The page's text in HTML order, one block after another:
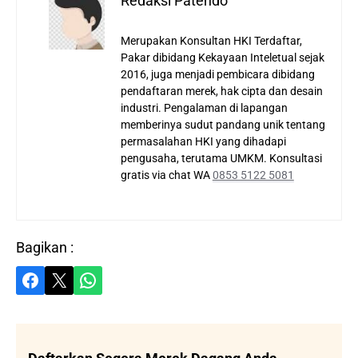
Merupakan Konsultan HKI Terdaftar,
Pakar dibidang Kekayaan Inteletual sejak
2016, juga menjadi pembicara dibidang
pendaftaran merek, hak cipta dan desain
industri. Pengalaman di lapangan
memberinya sudut pandang unik tentang
permasalahan HKI yang dihadapi
pengusaha, terutama UMKM. Konsultasi
gratis via chat WA0853 5122 5081
Bagikan :
Share on Facebook
Share on X Share on WhatsApp